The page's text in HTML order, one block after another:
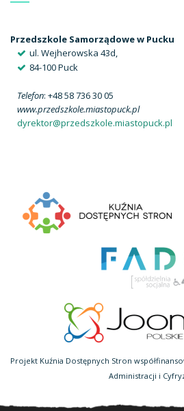
Przedszkole Samorządowe w Pucku
ul. Wejherowska 43d,
84-100 Puck
Telefon: +48 58 736 30 05
www.przedszkole.miastopuck.pl
dyrektor@przedszkole.miastopuck.pl
Projekt Kuźnia Dostępnych Stron
Administracji i